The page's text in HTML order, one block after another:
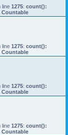
line 1275: count():
Countable
line 1275: count():
Countable
line 1275: count():
Countable
line 1275: count():
Countable